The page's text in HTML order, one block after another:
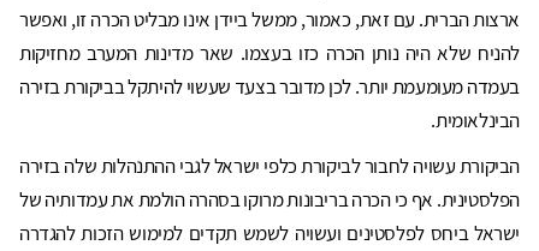
ארצות הברית. עם זאת, כאמור, ממשל ביידן אינו מבליט הכרה זו, ואפשר
להניח שלא היה נותן הכרה כזו בעצמו. שאר מדינות המערב מחזיקות
בעמדה מעומעמת יותר. לכן מדובר בצעד שעשוי להיתקל בביקורת בזירה
הבינלאומית.
הביקורת עשויה לחבור לביקורת כלפי ישראל לגבי ההתנהלות שלה בזירה
הפלסטינית. אף כי הכרה בריבונות מרוקו בסהרה הולמת את עמדותיה של
ישראל ביחס לפלסטינים ועשויה לשמש תקדים למימוש הזכות להגדרה